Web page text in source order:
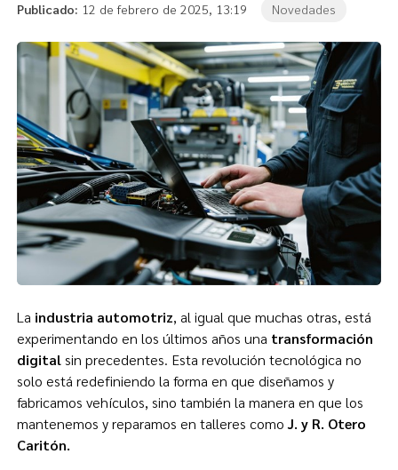
Publicado: 12 de febrero de 2025, 13:19 Novedades
La industria automotriz, al igual que muchas otras, está
experimentando en los últimos años una transformación
digitalsin precedentes. Esta revolución tecnológica no
solo está redefiniendo la forma en que diseñamos y
fabricamos vehículos, sino también la manera en que los
mantenemos y reparamos en talleres comoJ. y R. Otero
Caritón.